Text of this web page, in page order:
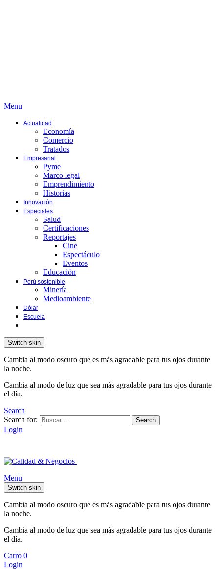
Menu
Actualidad
Economía
Comercio
Tratados
Empresarial
Pyme
Marco legal
Emprendimiento
Historias
Innovación
Especiales
Salud
Certificaciones
Reportajes
Cine
Espectáculo
Eventos
Educación
Perú sostenible
Minería
Medioambiente
Dólar
Escuela
Switch skin
Cambia al modo oscuro que es más agradable para tus ojos durante
la noche.
Cambia al modo de luz que sea más agradable para tus ojos durante
el día.
Search
Search for:
Search
Login
Menu
Switch skin
Cambia al modo oscuro que es más agradable para tus ojos durante
la noche.
Cambia al modo de luz que sea más agradable para tus ojos durante
el día.
Carro 0
Login